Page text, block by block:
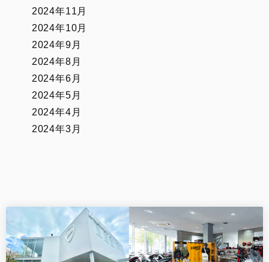
2024年11月
2024年10月
2024年9月
2024年8月
2024年6月
2024年5月
2024年4月
2024年3月